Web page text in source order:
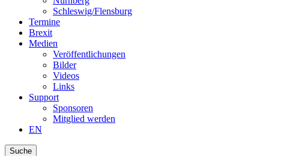
Schleswig/Flensburg
Termine
Brexit
Medien
Veröffentlichungen
Bilder
Videos
Links
Support
Sponsoren
Mitglied werden
EN
Suche